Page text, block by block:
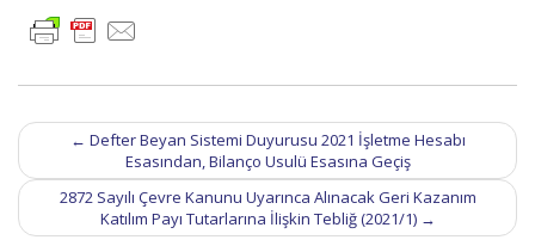
Post
navigation
← Defter Beyan Sistemi Duyurusu 2021 İşletme Hesabı
Esasından, Bilanço Usulü Esasına Geçiş
2872 Sayılı Çevre Kanunu Uyarınca Alınacak Geri Kazanım
Katılım Payı Tutarlarına İlişkin Tebliğ (2021/1) →